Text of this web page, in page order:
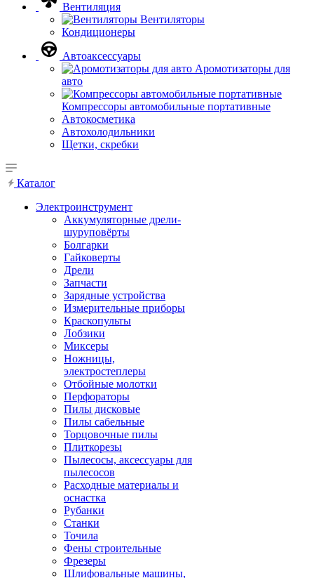
Вентиляция
Вентиляторы
Кондиционеры
Автоаксессуары
Аромотизаторы для
авто
Компрессоры автомобильные портативные
Автокосметика
Автохолодильники
Щетки, скребки
Каталог
Электроинструмент
Аккумуляторные дрели-
шуруповёрты
Болгарки
Гайковерты
Дрели
Запчасти
Зарядные устройства
Измерительные приборы
Краскопульты
Лобзики
Миксеры
Ножницы,
электростеплеры
Отбойные молотки
Перфораторы
Пилы дисковые
Пилы сабельные
Торцовочные пилы
Плиткорезы
Пылесосы, аксессуары для
пылесосов
Расходные материалы и
оснастка
Рубанки
Станки
Точила
Фены строительные
Фрезеры
Шлифовальные машины,